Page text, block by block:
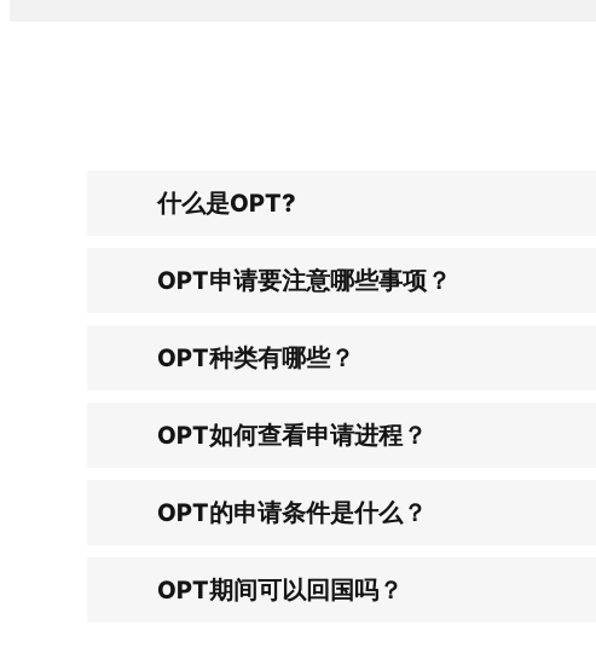
什么是OPT?
OPT申请要注意哪些事项？
OPT种类有哪些？
OPT如何查看申请进程？
OPT的申请条件是什么？
OPT期间可以回国吗？